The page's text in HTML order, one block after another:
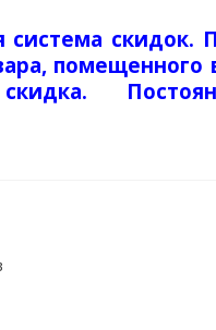
скидок.
помещенного
скидка.